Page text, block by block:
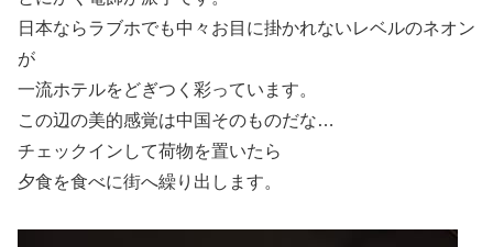
日本ならラブホでも中々お目に掛かれないレベルのネオン
が
一流ホテルをどぎつく彩っています。
この辺の美的感覚は中国そのものだな…
チェックインして荷物を置いたら
夕食を食べに街へ繰り出します。